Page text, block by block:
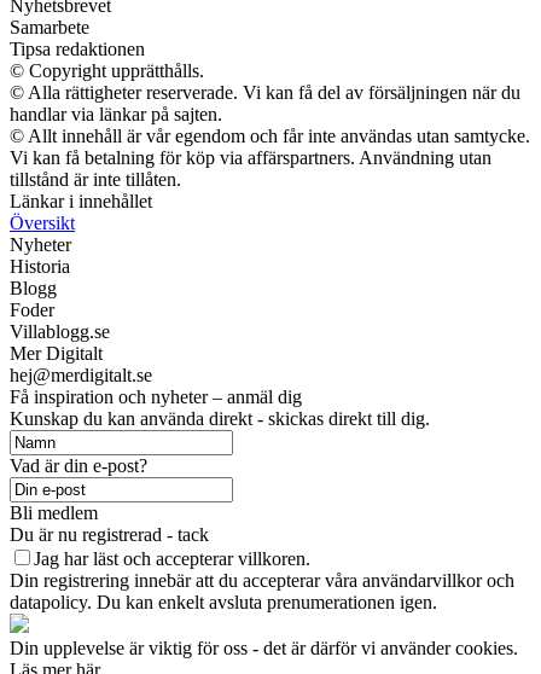
Nyhetsbrevet
Samarbete
Tipsa redaktionen
© Copyright upprätthålls.
© Alla rättigheter reserverade. Vi kan få del av försäljningen när du
handlar via länkar på sajten.
© Allt innehåll är vår egendom och får inte användas utan samtycke.
Vi kan få betalning för köp via affärspartners. Användning utan
tillstånd är inte tillåten.
Länkar i innehållet
Översikt
Nyheter
Historia
Blogg
Foder
Villablogg.se
Mer Digitalt
hej@merdigitalt.se
Få inspiration och nyheter – anmäl dig
Kunskap du kan använda direkt - skickas direkt till dig.
Vad är din e-post?
Bli medlem
Du är nu registrerad - tack
Jag har läst och accepterar villkoren.
Din registrering innebär att du accepterar våra användarvillkor och
datapolicy. Du kan enkelt avsluta prenumerationen igen.
Din upplevelse är viktig för oss - det är därför vi använder cookies.